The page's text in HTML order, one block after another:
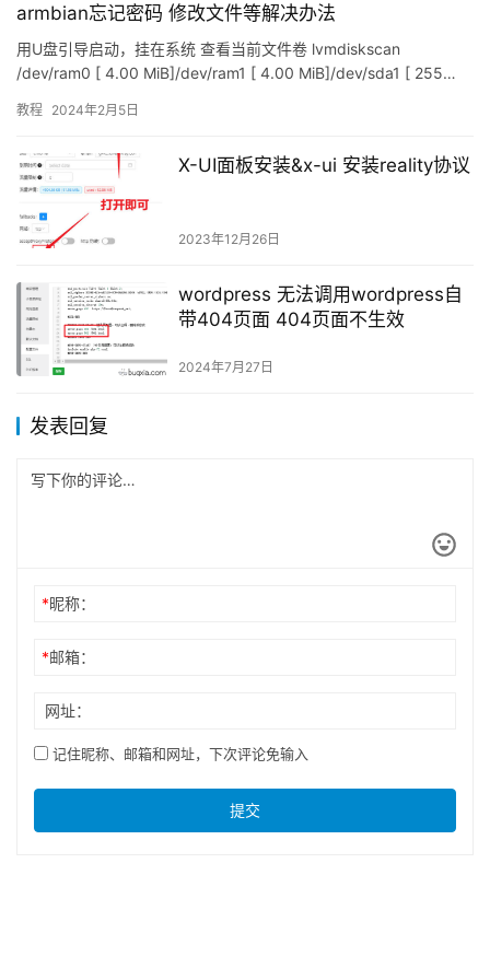
armbian忘记密码 修改文件等解决办法
用U盘引导启动，挂在系统 查看当前文件卷 lvmdiskscan
/dev/ram0 [ 4.00 MiB]/dev/ram1 [ 4.00 MiB]/dev/sda1 [ 255…
教程 2024年2月5日
X-UI面板安装&x-ui 安装reality协议
2023年12月26日
wordpress 无法调用wordpress自
带404页面 404页面不生效
2024年7月27日
发表回复
*昵称：
*邮箱：
网址：
记住昵称、邮箱和网址，下次评论免输入
提交